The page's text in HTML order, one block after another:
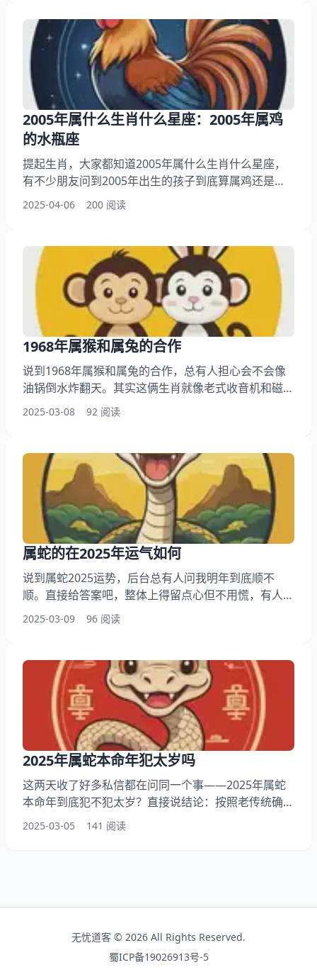
遇到突发状况怎么稳住 三、旧物件的新玩法 四、情绪
波动期的应对妙招 五、最实在的转运建议 一、那些容
易被忽略的生活细节 去年有个属蛇的读者跟我说
2005年属什么生肖什么星座：2005年属鸡
的水瓶座
提起生肖，大家都知道2005年属什么生肖什么星座，
有不少朋友问到2005年出生的孩子到底算属鸡还是属
猴，此外呢，还有人想问水瓶座是不是都特别有个性，
你想明白2005年2月4日立春前后生肖怎么分咋回事？
小编一来看看2005年属鸡的水瓶座，希望能帮到大家
了解星座！ 一、2005年属什么生肖什么星座 2005年春
节在2月9日，按照农历算法这年出生的都属鸡
2025-04-06 200 阅读
1968年属猴和属兔的合作
说到1968年属猴和属兔的合作，总有人担心会不会像
油锅倒水炸翻天。其实这俩生肖就像老式收音机和磁带
，调对了频率能出好声音。我这些年整理过不少案例，
发现关键得看双方怎么磨合。 猴兔合作要点导读：
年观察实录 四、矛盾转化三板斧 五、十年搭档保鲜术
猴急兔稳怎么搭？ 属猴的做事像开碰碰车 ，横冲直撞
但总能找到出口。有位做装修的读者，68年猴
2025-03-08 92 阅读
属蛇的在2025年运气如何
说到属蛇2025运势，后台总有人问我明年到底顺不
顺。直接给答案吧，整体上得留点心但不用慌，有人觉
得波折里藏着机会，也有人觉得得熬过小低谷，具体咱
往下慢慢聊。 属蛇运势要点导读： 一、全年像坐过山
前后别犯倔 五、肩膀疼是预警灯 整年像被风吹的灯笼
去年有位属蛇的读者跟我说，他办公室鱼缸里的金鱼突
然集体跳缸，结果那年确实遇上公司裁员
2025-03-09 96 阅读
2025年属蛇本命年犯太岁吗
这两天收了好多私信都在问同一个事——2025年属蛇
本命年到底犯不犯太岁？直接说结论：按照老传统确实
算犯太岁，但这事真没传说中那么吓人。我见过太多属
蛇的朋友本命年照样过得风生水起，关键得看怎么应
观察到的真实案例 一
2025-03-05 141 阅读
无忧道客 © 2026 All Rights Reserved.
蜀ICP备19026913号-5